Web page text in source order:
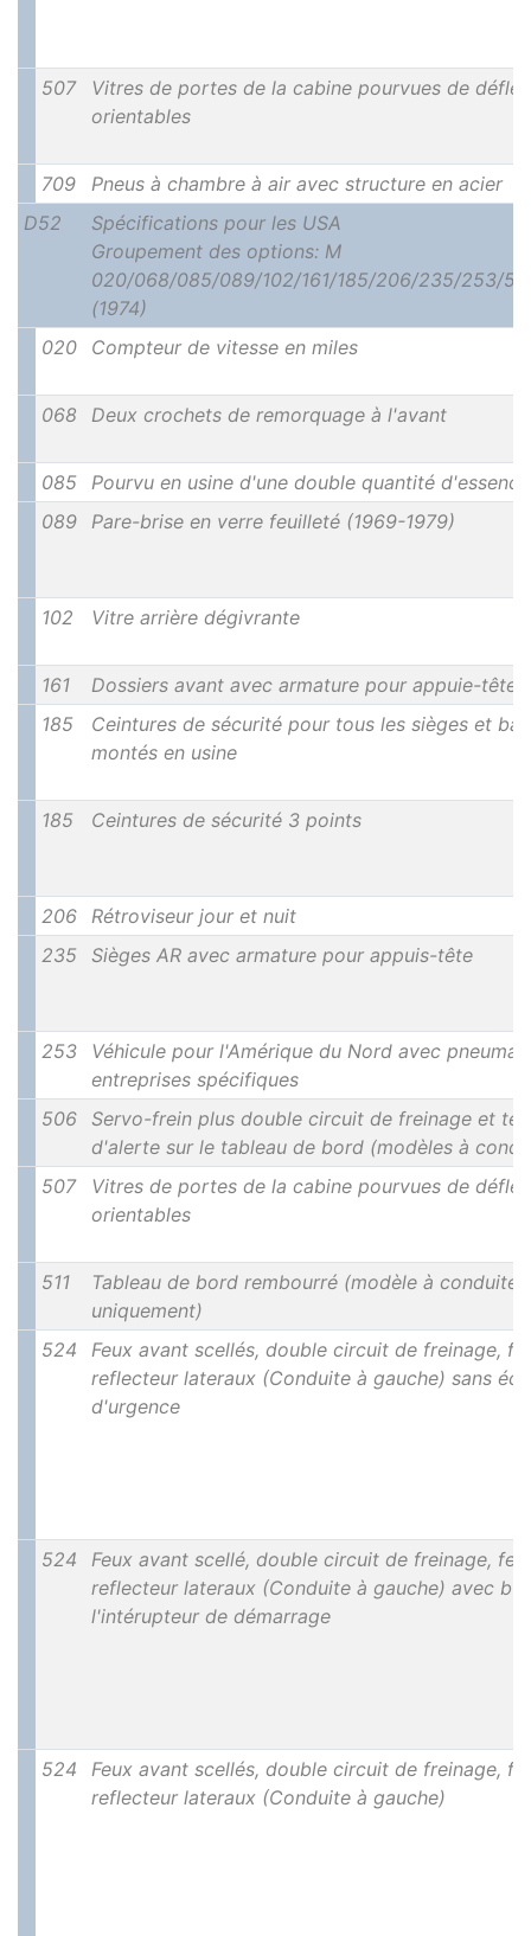
507
Vitres de portes de la cabine pourvues de
orientables
709
Pneus à chambre à air avec structure en acier
D52
Spécifications pour les USA
Groupement des options: M
020/068/085/089/102/161/185/206/235/253/
(1974)
020
Compteur de vitesse en miles
068 Deux crochets de remorquage à l'avant
085
Pourvu en usine d'une double quantité d'essence
089
Pare-brise en verre feuilleté (1969-1979)
102 Vitre arrière dégivrante
161
Dossiers avant avec armature pour appuie-têtes
185
Ceintures de sécurité pour tous les sièges et
montés en usine
185 Ceintures de sécurité 3 points
206
Rétroviseur jour et nuit
235
Sièges AR avec armature pour appuis-tête
253
Véhicule pour l'Amérique du Nord avec
entreprises spécifiques
506
Servo-frein plus double circuit de freinage et
d'alerte sur le tableau de bord (modèles à
507
Vitres de portes de la cabine pourvues de
orientables
511
Tableau de bord rembourré (modèle à conduite
uniquement)
524
Feux avant scellés, double circuit de freinage,
reflecteur lateraux (Conduite à gauche) sans
d'urgence
524
Feux avant scellé, double circuit de freinage,
reflecteur lateraux (Conduite à gauche) avec
l'intérupteur de démarrage
524
Feux avant scellés, double circuit de freinage,
reflecteur lateraux (Conduite à gauche)